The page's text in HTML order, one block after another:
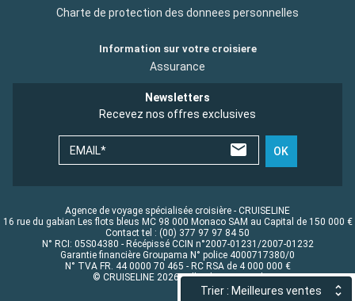
Trier : Meilleures ventes
Charte de protection des donnees personnelles
Information sur votre croisiere
Assurance
Newsletters
Recevez nos offres exclusives
EMAIL* OK
Agence de voyage spécialisée croisière - CRUISELINE
16 rue du gabian Les flots bleus MC 98 000 Monaco SAM au Capital de 150 000 €
Contact tel : (00) 377 97 97 84 50
N° RCI: 05S04380 - Récépissé CCIN n°2007-01231/2007-01232
Garantie financière Groupama N° police 4000717380/0
N° TVA FR. 44 0000 70 465 - RC RSA de 4 000 000 €
© CRUISELINE 2026 - all rights reserved